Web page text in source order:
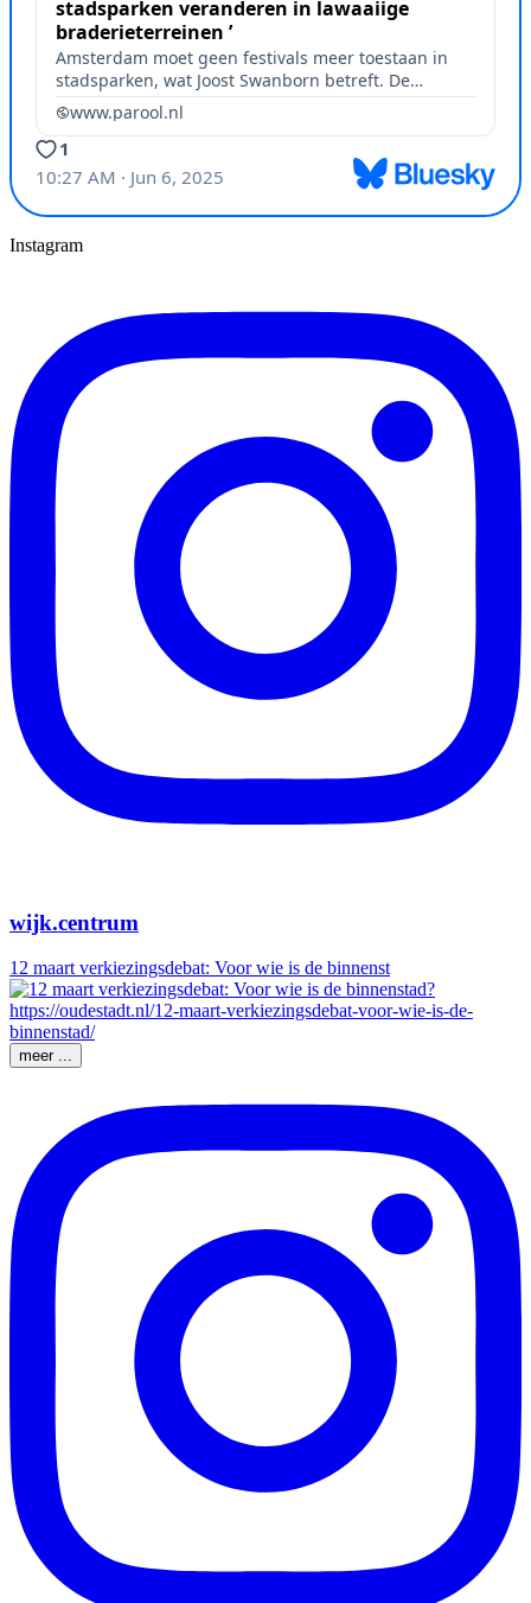
Instagram
wijk.centrum
12 maart verkiezingsdebat: Voor wie is de binnenst
meer ...